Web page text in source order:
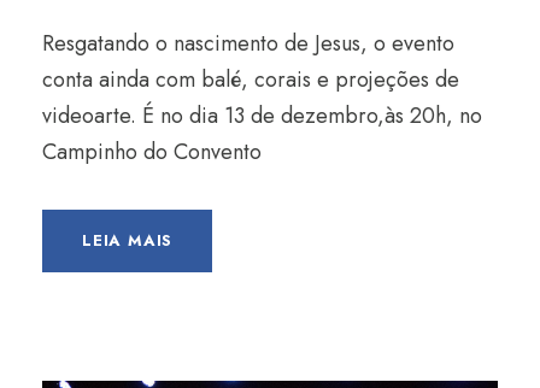
Resgatando o nascimento de Jesus, o evento
conta ainda com balé, corais e projeções de
videoarte. É no dia 13 de dezembro,às 20h, no
Campinho do Convento
LEIA MAIS